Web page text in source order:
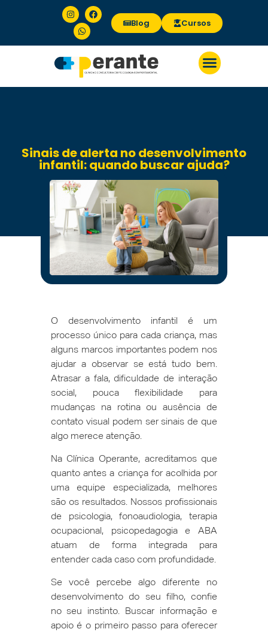
Blog Cursos
Sinais de alerta no desenvolvimento
infantil: quando buscar ajuda?
O desenvolvimento infantil é um
processo único para cada criança, mas
alguns marcos importantes podem nos
ajudar a observar se está tudo bem.
Atrasar a fala, dificuldade de interação
social, pouca flexibilidade para
mudanças na rotina ou ausência de
contato visual podem ser sinais de que
algo merece atenção.
Na Clínica Operante, acreditamos que
quanto antes a criança for acolhida por
uma equipe especializada, melhores
são os resultados. Nossos profissionais
de psicologia, fonoaudiologia, terapia
ocupacional, psicopedagogia e ABA
atuam de forma integrada para
entender cada caso com profundidade.
Se você percebe algo diferente no
desenvolvimento do seu filho, confie
no seu instinto. Buscar informação e
apoio é o primeiro passo para oferecer